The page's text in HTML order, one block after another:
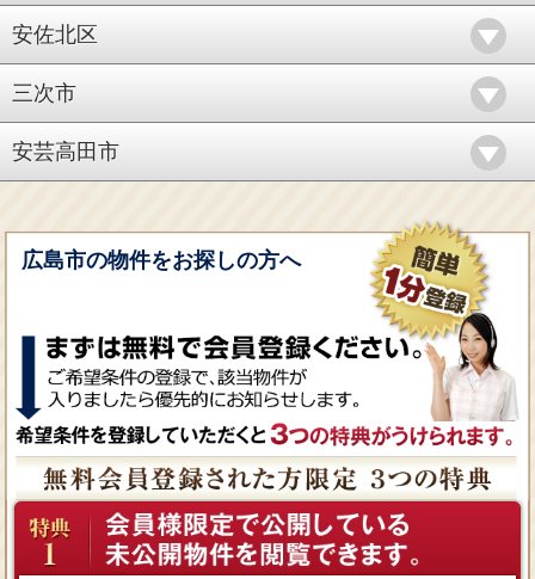
安佐北区
三次市
安芸高田市
広島市の物件をお探しの方へ